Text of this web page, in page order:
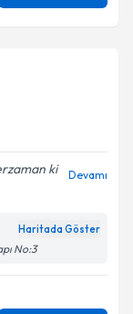
ki
Devamı
Haritada Göster
No:3